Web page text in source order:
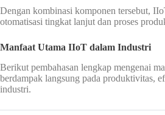
Dengan kombinasi komponen tersebut,
otomatisasi tingkat lanjut dan proses
Manfaat Utama IIoT dalam Industri
Berikut pembahasan lengkap mengenai
berdampak langsung pada produktivitas,
industri.